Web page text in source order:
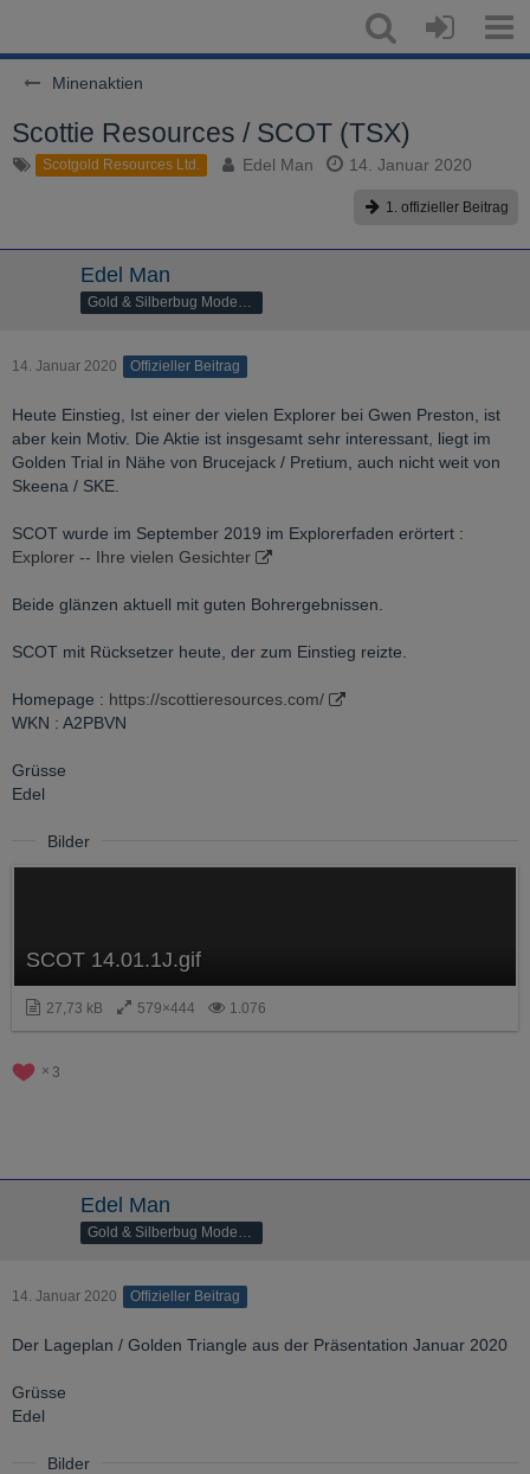
Minenaktien
Scottie Resources / SCOT (TSX)
Scotgold Resources Ltd. Edel Man 14. Januar 2020
1. offizieller Beitrag
Edel Man
14. Januar 2020 Offizieller Beitrag
Heute Einstieg, Ist einer der vielen Explorer bei Gwen Preston, ist
aber kein Motiv. Die Aktie ist insgesamt sehr interessant, liegt im
Golden Trial in Nähe von Brucejack / Pretium, auch nicht weit von
Skeena / SKE.
SCOT wurde im September 2019 im Explorerfaden erörtert :
Explorer -- Ihre vielen Gesichter
Beide glänzen aktuell mit guten Bohrergebnissen.
SCOT mit Rücksetzer heute, der zum Einstieg reizte.
Homepage : https://scottieresources.com/
WKN : A2PBVN
Grüsse
Edel
Bilder
SCOT 14.01.1J.gif
27,73 kB 579×444 1.076
3
Edel Man
14. Januar 2020 Offizieller Beitrag
Der Lageplan / Golden Triangle aus der Präsentation Januar 2020
Grüsse
Edel
Bilder